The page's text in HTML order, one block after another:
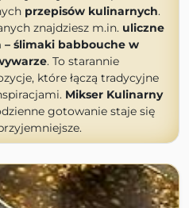
przepisów kulinarnych.
znajdziesz m.in. uliczne
– ślimaki babbouche w
. To starannie
które łączą tradycyjne
Mikser Kulinarny
gotowanie staje się